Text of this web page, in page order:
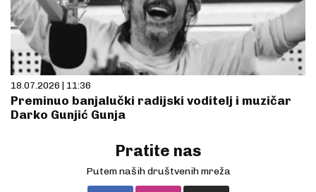
18.07.2026 | 11:36
Preminuo banjalučki radijski voditelj i muzičar
Darko Gunjić Gunja
Pratite nas
Putem naših društvenih mreža